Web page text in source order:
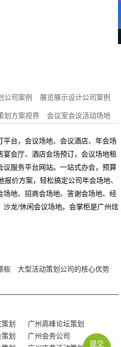
公司案例
展览展示设计公司案例
划方案视界 会议室会议活动场地
台，会议场地、会议酒店、年会场
会厅、酒店会场预订，会议场地租
服务平台网站。一站式办会，预算
价方案，轻松搞定公司年会场地、
地、招商会场地、答谢会场地、经
龙/休闲会议场地。会掌柜是广州炫
些
大型活动策划公司的核心优势
划
广州高峰论坛策划
划
广州会务公司
提交